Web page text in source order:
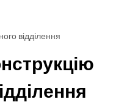
відділення